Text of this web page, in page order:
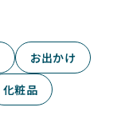
お出かけ
化粧品